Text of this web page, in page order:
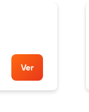
Ver